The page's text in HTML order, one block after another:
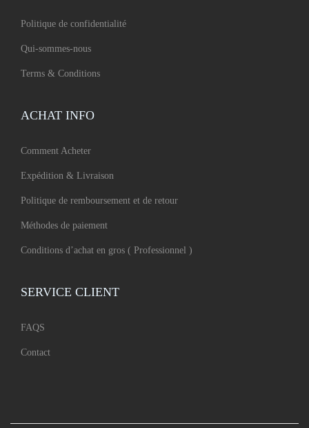
Politique de confidentialité
Qui-sommes-nous
Terms & Conditions
ACHAT INFO
Comment Acheter
Expédition & Livraison
Politique de remboursement et de retour
Méthodes de paiement
Conditions d’achat en gros ( Professionnel )
SERVICE CLIENT
FAQS
Contact